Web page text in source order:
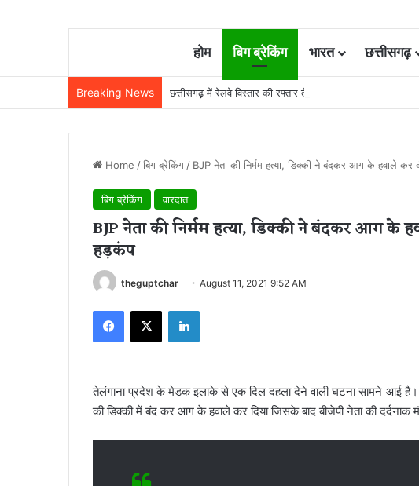
होम बिग ब्रेकिंग भारत छत्तीसगढ़
Breaking News छत्तीसगढ़ में रेलवे विस्तार की रफ्तार तेज, बजट आवंटन 24 गुना बढ़ा;
Home /बिग ब्रेकिंग / BJP नेता की निर्मम हत्या, डिक्की ने बंदकर आग के हवाले कर
बिग ब्रेकिंग वारदात
BJP नेता की निर्मम हत्या, डिक्की ने बंदकर आग के
हड़कंप
theguptchar August 11, 2021 9:52 AM
तेलंगाना प्रदेश के मेडक इलाके से एक दिल दहला देने वाली घटना सामने आई
की डिक्की में बंद कर आग के हवाले कर दिया जिसके बाद बीजेपी नेता की दर्दनाक